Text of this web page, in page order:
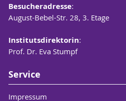
Besucheradresse:
August-Bebel-Str. 28, 3. Etage
Institutsdirektorin:
Prof. Dr. Eva Stumpf
Service
Impressum